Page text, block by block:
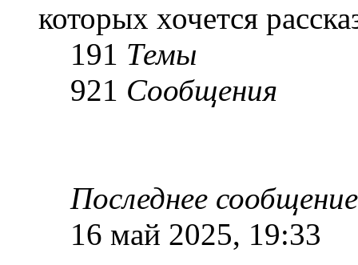
которых хочется
191 Темы
921 Сообщения
Последнее сообщение
16 май 2025, 19:33